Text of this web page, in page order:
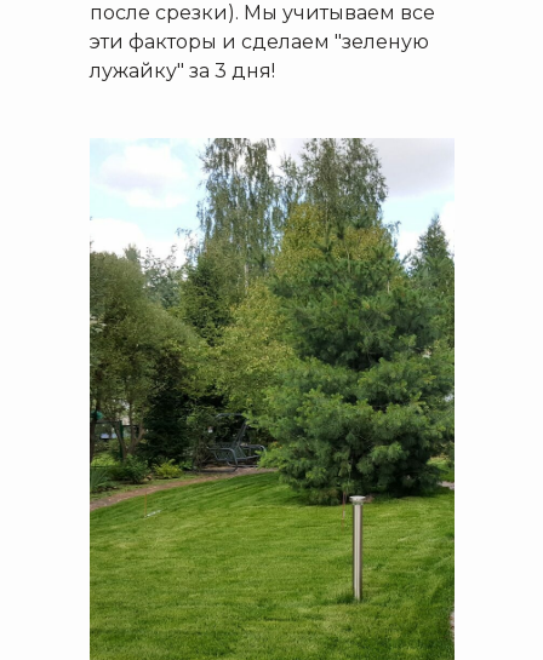
после срезки). Мы учитываем все
эти факторы и сделаем "зеленую
лужайку" за 3 дня!